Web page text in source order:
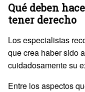
Qué deben
tener derecho
Los especialistas
que crea haber sido
cuidadosamente su
Entre los aspectos